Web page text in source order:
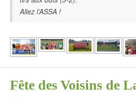
Allez l’ASSA !
Fête des Voisins de